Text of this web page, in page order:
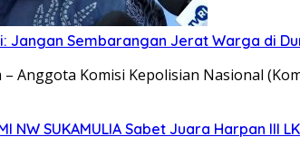
Jangan Sembarangan Jerat Warga di
– Anggota Komisi Kepolisian Nasional
NW SUKAMULIA Sabet Juara Harpan III